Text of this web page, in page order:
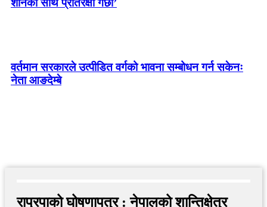
शानका साथ प्रतिरक्षा गर्छौं’
वर्तमान सरकारले उत्पीडित वर्गको भावना सम्बोधन गर्न सकेनः
नेता आङदेम्बे
राप्रपाको घोषणापत्र : नेपालको शान्तिक्षेत्र